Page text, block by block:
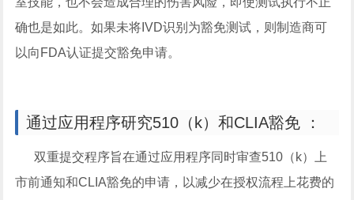
确也是如此。如果未将IVD识别为豁免测试，则制造商可
以向FDA认证提交豁免申请。
通过应用程序研究510（k）和CLIA豁免 ：
双重提交程序旨在通过应用程序同时审查510（k）上
市前通知和CLIA豁免的申请，以减少在授权流程上花费的